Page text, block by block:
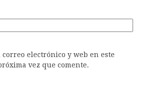
electrónico y web en este
vez que comente.